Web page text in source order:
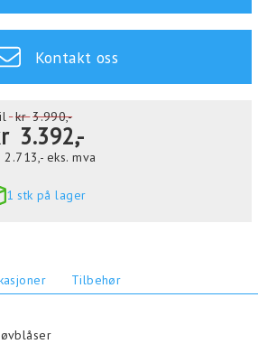
Kontakt oss
kr3.990,-
3.392,-
2.713,- eks. mva
1 stk på lager
Tilbehør